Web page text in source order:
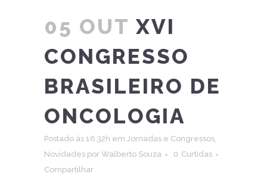
05 OUT XVI
CONGRESSO
BRASILEIRO DE
ONCOLOGIA
Postado às 16:32h em Jornadas e Congressos,
Novidades por Walberto Souza 0 Curtidas
Compartilhar